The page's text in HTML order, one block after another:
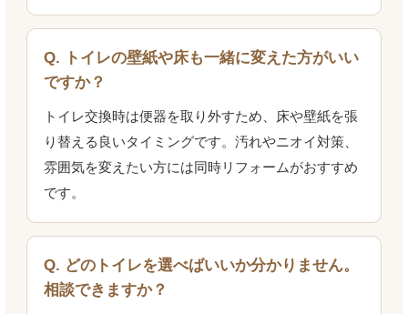
Q. トイレの壁紙や床も一緒に変えた方がいい
ですか？
トイレ交換時は便器を取り外すため、床や壁紙を張
り替える良いタイミングです。汚れやニオイ対策、
雰囲気を変えたい方には同時リフォームがおすすめ
です。
Q. どのトイレを選べばいいか分かりません。
相談できますか？